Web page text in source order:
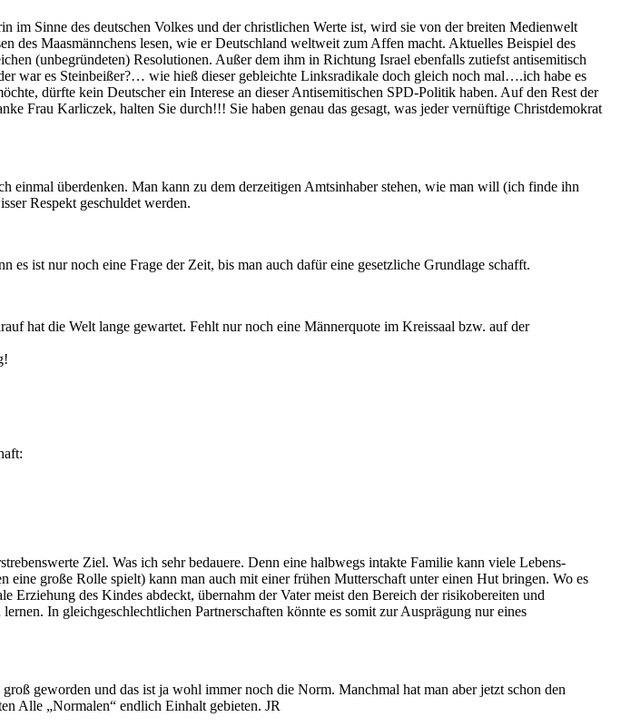
Sinne des deutschen Volkes und der christlichen Werte ist, wird sie von der breiten Medienwelt
des Maasmännchens lesen, wie er Deutschland weltweit zum Affen macht. Aktuelles Beispiel des
(unbegründeten) Resolutionen. Außer dem ihm in Richtung Israel ebenfalls zutiefst antisemitisch
war es Steinbeißer?… wie hieß dieser gebleichte Linksradikale doch gleich noch mal….ich habe es
dürfte kein Deutscher ein Interese an dieser Antisemitischen SPD-Politik haben. Auf den Rest der
Frau Karliczek, halten Sie durch!!! Sie haben genau das gesagt, was jeder vernüftige Christdemokrat
überdenken. Man kann zu dem derzeitigen Amtsinhaber stehen, wie man will (ich finde ihn
Respekt geschuldet werden.
ist nur noch eine Frage der Zeit, bis man auch dafür eine gesetzliche Grundlage schafft.
hat die Welt lange gewartet. Fehlt nur noch eine Männerquote im Kreissaal bzw. auf der
Ziel. Was ich sehr bedauere. Denn eine halbwegs intakte Familie kann viele Lebens-
eine große Rolle spielt) kann man auch mit einer frühen Mutterschaft unter einen Hut bringen. Wo es
Erziehung des Kindes abdeckt, übernahm der Vater meist den Bereich der risikobereiten und
In gleichgeschlechtlichen Partnerschaften könnte es somit zur Ausprägung nur eines
geworden und das ist ja wohl immer noch die Norm. Manchmal hat man aber jetzt schon den
Alle „Normalen“ endlich Einhalt gebieten. JR